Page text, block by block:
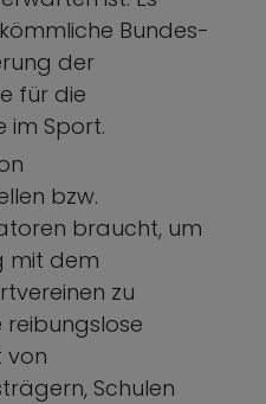
Bundes-
der
für die
im Sport.
bzw.
braucht, um
mit dem
zu
reibungslose
von
Schulen